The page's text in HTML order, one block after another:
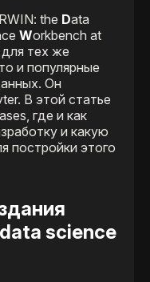
the Data
Workbench at
тех же
и популярные
Он
В этой статье
где и как
и какую
постройки этого
science